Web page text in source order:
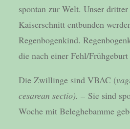
spontan zur Welt. Unser
Kaiserschnitt entbunden
Regenbogenkind.
die nach einer Fehl/
Die Zwillinge sind VBAC (
cesarean sectio). – Sie sind
Woche mit Beleghebamme